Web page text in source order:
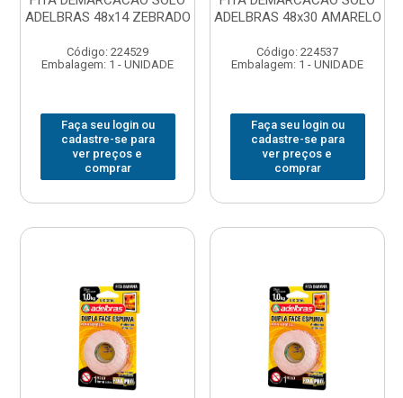
ADELBRAS 48x14 ZEBRADO
Código: 224529
Embalagem: 1 - UNIDADE
Faça seu login ou
cadastre-se para
ver preços e
comprar
ADELBRAS 48x30 AMARELO
Código: 224537
Embalagem: 1 - UNIDADE
Faça seu login ou
cadastre-se para
ver preços e
comprar